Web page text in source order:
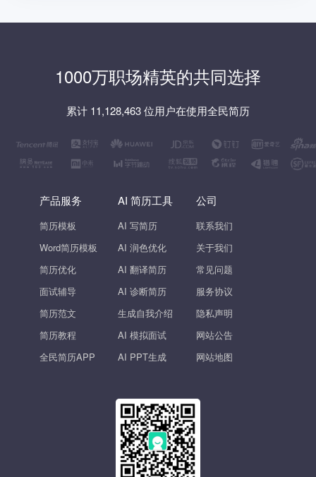
1000万职场精英的共同选择
累计 11,128,463 位用户在使用全民简历
产品服务
简历模板
Word简历模板
简历优化
面试辅导
简历范文
简历教程
全民简历APP
AI 简历工具
AI 写简历
AI 润色优化
AI 翻译简历
AI 诊断简历
生成自我介绍
AI 模拟面试
AI PPT生成
公司
联系我们
关于我们
常见问题
服务协议
隐私声明
网站公告
网站地图